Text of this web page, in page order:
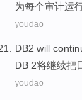
为每个审计运
youdao
DB2 will
DB 2将继续把
youdao